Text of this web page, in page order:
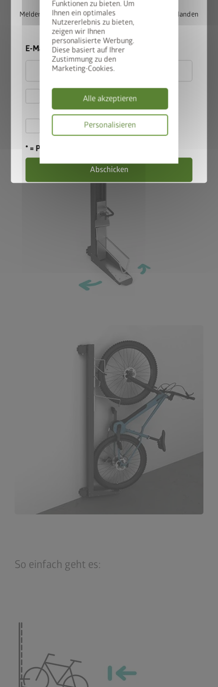
Funktionen zu bieten. Um
Ihnen ein optimales
Nutzererlebnis zu bieten,
zeigen wir Ihnen
personalisierte Werbung.
Diese basiert auf Ihrer
Zustimmung zu den
Marketing-Cookies.
Alle akzeptieren
Personalisieren
Mit Schwenkvorrichtung
Das Fahrrad lässt sich dank der Vorrichtung seitlich zur Wand
klappen - ideal für kleine Kellerabteile.
So einfach geht es:
Melden Sie sich jetzt für unseren Newsletter an und landen
Sie automatisch im Lostopf.
E-Mail
Hiermit akzeptiere ich
dieDatenschutzbestimmungen
Hiermit akzeptiere ich die
Teilnahmebedingungen.
* = Pflichtfeld
Abschicken